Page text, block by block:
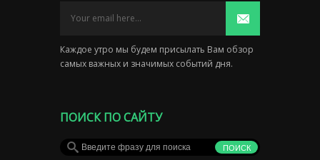
Каждое утро мы будем присылать Вам обзор
самых важных и значимых событий дня.
ПОИСК ПО САЙТУ